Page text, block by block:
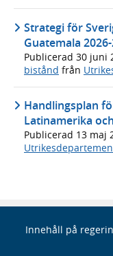
Strategi för
Guatemala 2026-
Publicerad 30 juni
bistånd från
Handlingsplan
Latinamerika
Publicerad 13 maj
Innehåll på